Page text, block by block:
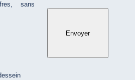
sans